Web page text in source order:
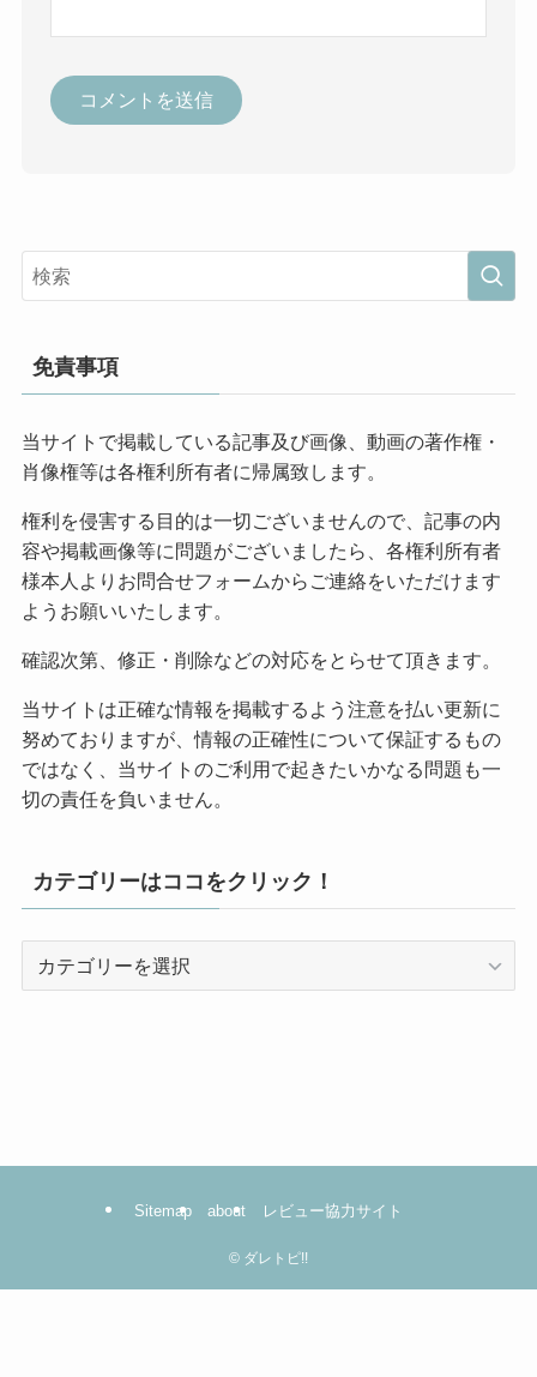
免責事項
当サイトで掲載している記事及び画像、動画の著作権・
肖像権等は各権利所有者に帰属致します。
権利を侵害する目的は一切ございませんので、記事の内
容や掲載画像等に問題がございましたら、各権利所有者
様本人よりお問合せフォームからご連絡をいただけます
ようお願いいたします。
確認次第、修正・削除などの対応をとらせて頂きます。
当サイトは正確な情報を掲載するよう注意を払い更新に
努めておりますが、情報の正確性について保証するもの
ではなく、当サイトのご利用で起きたいかなる問題も一
切の責任を負いません。
カテゴリーはココをクリック！
コ
Sitemap about レビュー協力サイト
© ダレトピ!!